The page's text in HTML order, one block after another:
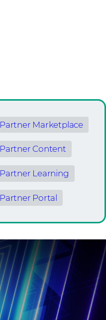
Partner Marketplace
Partner Content
Partner Learning
Partner Portal